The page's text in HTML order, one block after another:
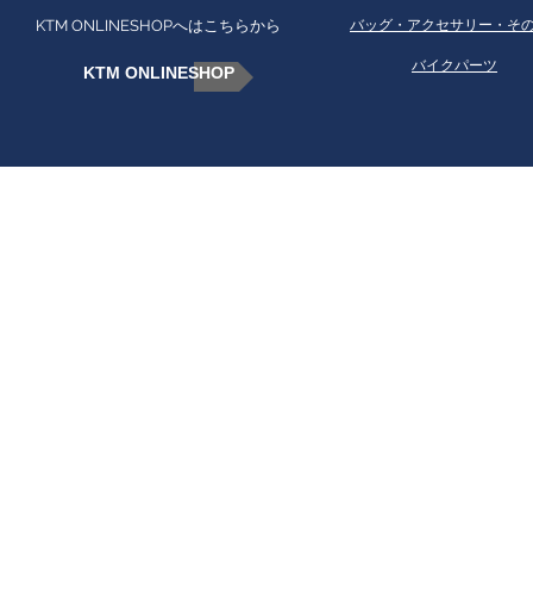
KTM ONLINESHOPへはこちらから
KTM ONLINESHOP
バッグ・アクセサリー・そ
バイクパーツ